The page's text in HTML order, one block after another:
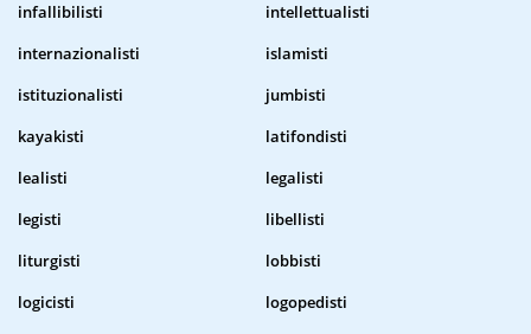
infallibilisti
intellettualisti
internazionalisti
islamisti
istituzionalisti
jumbisti
kayakisti
latifondisti
lealisti
legalisti
legisti
libellisti
liturgisti
lobbisti
logicisti
logopedisti